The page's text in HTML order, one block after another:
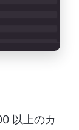
以上のカ